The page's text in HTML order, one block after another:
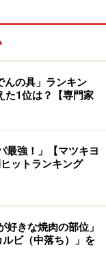
られるから（20
んの具」ランキン
た1位は？【専門家
最強！」【マツキヨ
ットランキング
好きな焼肉の部位」
ビ（中落ち）」を